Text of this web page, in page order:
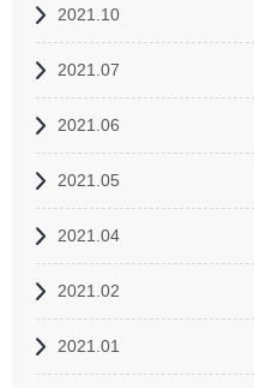
2021.10
2021.07
2021.06
2021.05
2021.04
2021.02
2021.01